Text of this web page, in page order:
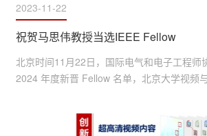
2023-11-22
祝贺马思伟教授当选IEEE Fellow
北京时间11月22日，国际电气和电子工程师
2024 年度新晋 Fellow 名单，北京大学视频
术和标准研制方面(video coding
出贡献。北京大学博雅特聘教授 北京大学视